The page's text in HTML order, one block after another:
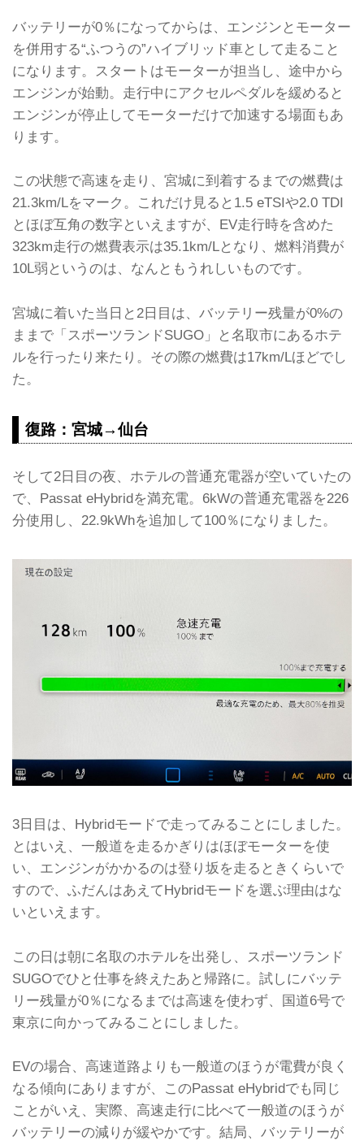
バッテリーが0％になってからは、エンジンとモーター
を併用する“ふつうの”ハイブリッド車として走ること
になります。スタートはモーターが担当し、途中から
エンジンが始動。走行中にアクセルペダルを緩めると
エンジンが停止してモーターだけで加速する場面もあ
ります。
この状態で高速を走り、宮城に到着するまでの燃費は
21.3km/Lをマーク。これだけ見ると1.5 eTSIや2.0 TDI
とほぼ互角の数字といえますが、EV走行時を含めた
323km走行の燃費表示は35.1km/Lとなり、燃料消費が
10L弱というのは、なんともうれしいものです。
宮城に着いた当日と2日目は、バッテリー残量が0%の
ままで「スポーツランドSUGO」と名取市にあるホテ
ルを行ったり来たり。その際の燃費は17km/Lほどでし
た。
復路：宮城→仙台
そして2日目の夜、ホテルの普通充電器が空いていたの
で、Passat eHybridを満充電。6kWの普通充電器を226
分使用し、22.9kWhを追加して100％になりました。
3日目は、Hybridモードで走ってみることにしました。
とはいえ、一般道を走るかぎりはほぼモーターを使
い、エンジンがかかるのは登り坂を走るときくらいで
すので、ふだんはあえてHybridモードを選ぶ理由はな
いといえます。
この日は朝に名取のホテルを出発し、スポーツランド
SUGOでひと仕事を終えたあと帰路に。試しにバッテ
リー残量が0％になるまでは高速を使わず、国道6号で
東京に向かってみることにしました。
EVの場合、高速道路よりも一般道のほうが電費が良く
なる傾向にありますが、このPassat eHybridでも同じ
ことがいえ、実際、高速走行に比べて一般道のほうが
バッテリーの減りが緩やかです。結局、バッテリーが